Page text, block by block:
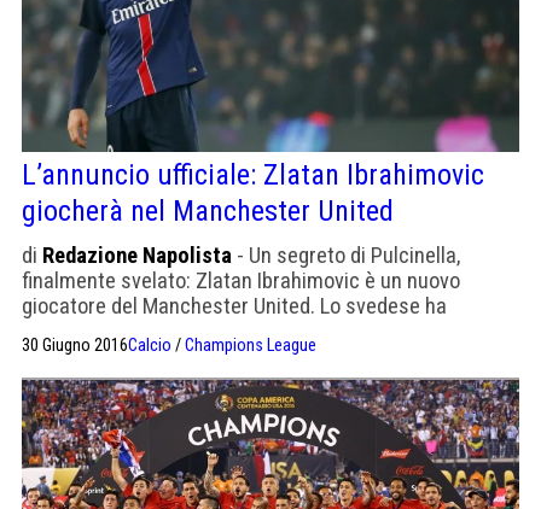
L’annuncio ufficiale: Zlatan Ibrahimovic
giocherà nel Manchester United
di Redazione Napolista - Un segreto di Pulcinella,
finalmente svelato: Zlatan Ibrahimovic è un nuovo
giocatore del Manchester United. Lo svedese ha
annunciato l’approdo alla corte di Mourinho tramite il
suo profilo Instagram, con un post semplice (il logo
dei Red Devils). Accordo annuale per l’iperbolica cifra di
1 milione di euro al mese. Si tratta dell’ottavo club nella
carriera […]
30 Giugno 2016Calcio /Champions League